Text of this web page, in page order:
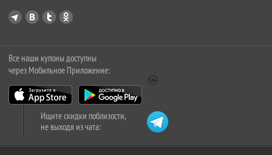
Все наши купоны доступны
через Мобильное Приложение:
Ищите скидки поблизости,
не выходя из чата: